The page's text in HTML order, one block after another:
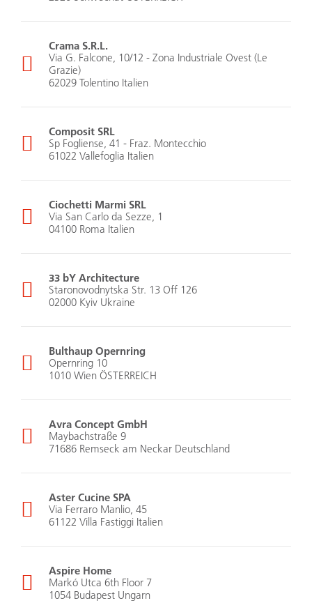
Crama S.R.L.
Via G. Falcone, 10/12 - Zona Industriale Ovest (Le
Grazie)
62029 Tolentino Italien
Composit SRL
Sp Fogliense, 41 - Fraz. Montecchio
61022 Vallefoglia Italien
Ciochetti Marmi SRL
Via San Carlo da Sezze, 1
04100 Roma Italien
33 bY Architecture
Staronovodnytska Str. 13 Off 126
02000 Kyiv Ukraine
Bulthaup Opernring
Opernring 10
1010 Wien ÖSTERREICH
Avra Concept GmbH
Maybachstraße 9
71686 Remseck am Neckar Deutschland
Aster Cucine SPA
Via Ferraro Manlio, 45
61122 Villa Fastiggi Italien
Aspire Home
Markó Utca 6th Floor 7
1054 Budapest Ungarn